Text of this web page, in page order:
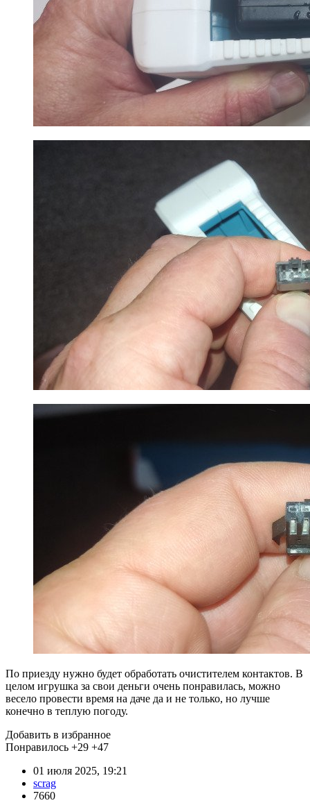
По приезду нужно будет обработать очистителем контактов. В
целом игрушка за свои деньги очень понравилась, можно
весело провести время на даче да и не только, но лучше
конечно в теплую погоду.
Добавить в избранное
Понравилось +29 +47
01 июля 2025, 19:21
scrag
7660